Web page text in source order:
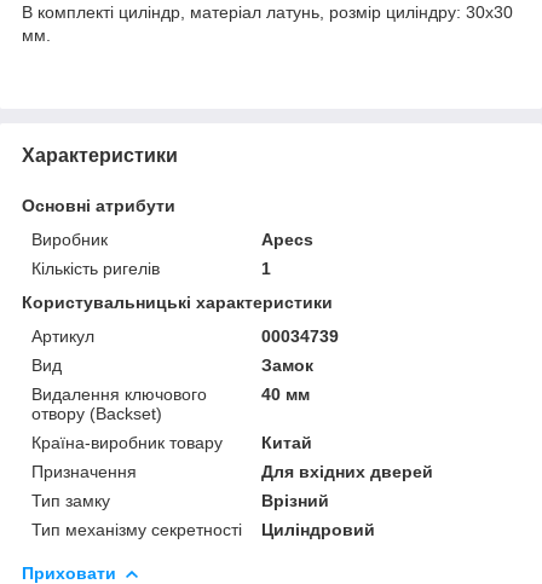
В комплекті циліндр, матеріал латунь, розмір циліндру: 30х30
мм.
Характеристики
Основні атрибути
Виробник
Apecs
Кількість ригелів
1
Користувальницькі характеристики
Артикул
00034739
Вид
Замок
Видалення ключового
отвору (Backset)
40 мм
Країна-виробник товару
Китай
Призначення
Для вхідних дверей
Тип замку
Врізний
Тип механізму секретності
Циліндровий
Приховати